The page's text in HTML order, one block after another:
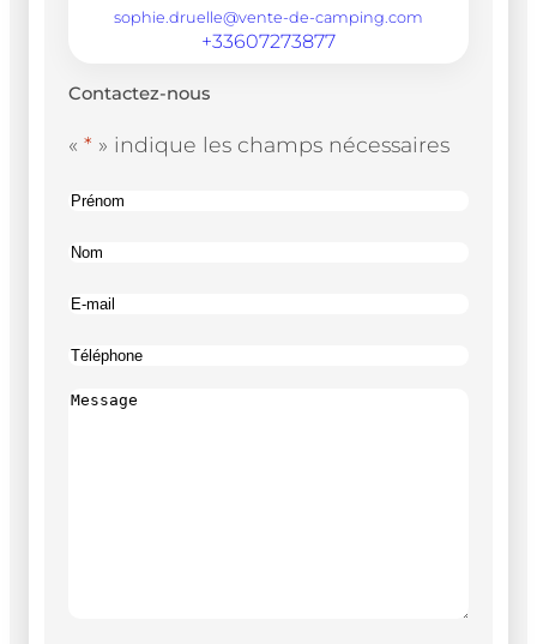
sophie.druelle@vente-de-camping.com
+33607273877
Contactez-nous
«* » indique les champs nécessaires
Nom
Nom
E-
*
Téléphone
Message